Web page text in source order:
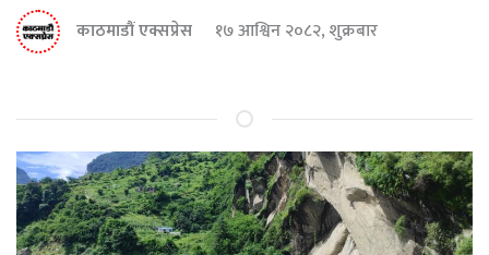
काठमाडौं एक्सप्रेस १७ आश्विन २०८२, शुक्रबार